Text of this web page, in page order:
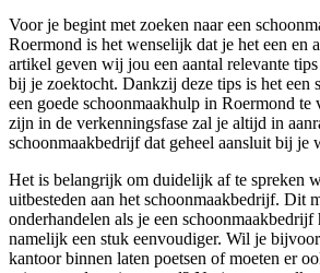
Voor je begint met zoeken naar een
Roermond is het wenselijk dat je het een en
artikel geven wij jou een aantal relevante
bij je zoektocht. Dankzij deze tips is het een
een goede schoonmaakhulp in Roermond
zijn in de verkenningsfase zal je altijd in
schoonmaakbedrijf dat geheel aansluit bij je
Het is belangrijk om duidelijk af te spreken
uitbesteden aan het schoonmaakbedrijf. Dit
onderhandelen als je een schoonmaakbedrijf
namelijk een stuk eenvoudiger. Wil je
kantoor binnen laten poetsen of moeten er